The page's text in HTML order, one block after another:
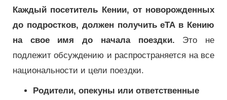
Каждый посетитель Кении, от новорожденных
до подростков, должен получить eTA в Кению
на свое имя до начала поездки. Это не
подлежит обсуждению и распространяется на все
национальности и цели поездки.
Родители, опекуны или ответственные